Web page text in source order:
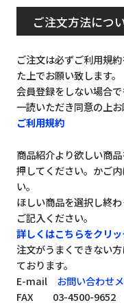
ご注文方法につ
ご注文は必ずご利用規
た上でお願い致します。
会員登録をしない場合
一読いただき同意の上お
ご利用規約
商品紹介より欲しい商
押してください。かご
い。
ほしい商品を選択し終
ご記入ください。
詳しくはこちらをクリッ
注文がうまくできない
ております。
E-mail お問い合わせ
FAX 03-4500-9652